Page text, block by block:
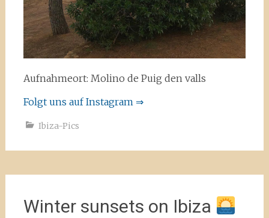
Aufnahmeort: Molino de Puig den valls
Folgt uns auf Instagram ⇒
Ibiza-Pics
Winter sunsets on Ibiza